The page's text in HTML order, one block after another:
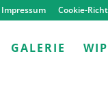
Impressum Cookie-
GALERIE